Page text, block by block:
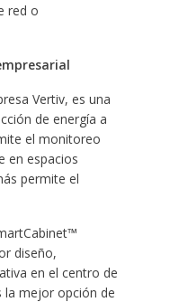
red o
Vertiv, es una
de energía a
el monitoreo
en espacios
permite el
diseño,
en el centro de
la mejor opción de